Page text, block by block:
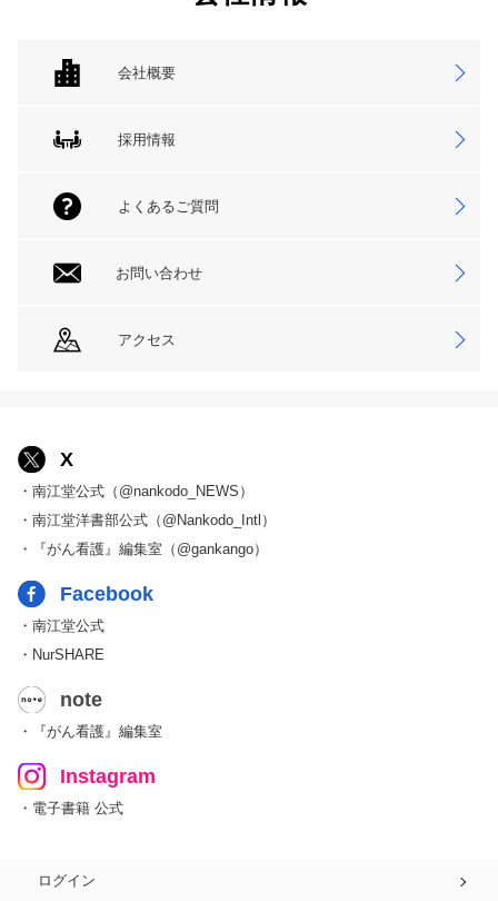
会社概要
採用情報
よくあるご質問
お問い合わせ
アクセス
X
・南江堂公式（@nankodo_NEWS）
・南江堂洋書部公式（@Nankodo_Intl）
・『がん看護』編集室（@gankango）
Facebook
・南江堂公式
・NurSHARE
note
・『がん看護』編集室
Instagram
・電子書籍 公式
ログイン